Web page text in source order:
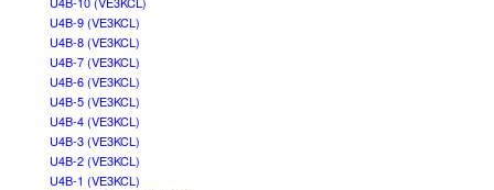
U4B-9 (VE3KCL)
U4B-8 (VE3KCL)
U4B-7 (VE3KCL)
U4B-6 (VE3KCL)
U4B-5 (VE3KCL)
U4B-4 (VE3KCL)
U4B-3 (VE3KCL)
U4B-2 (VE3KCL)
U4B-1 (VE3KCL)